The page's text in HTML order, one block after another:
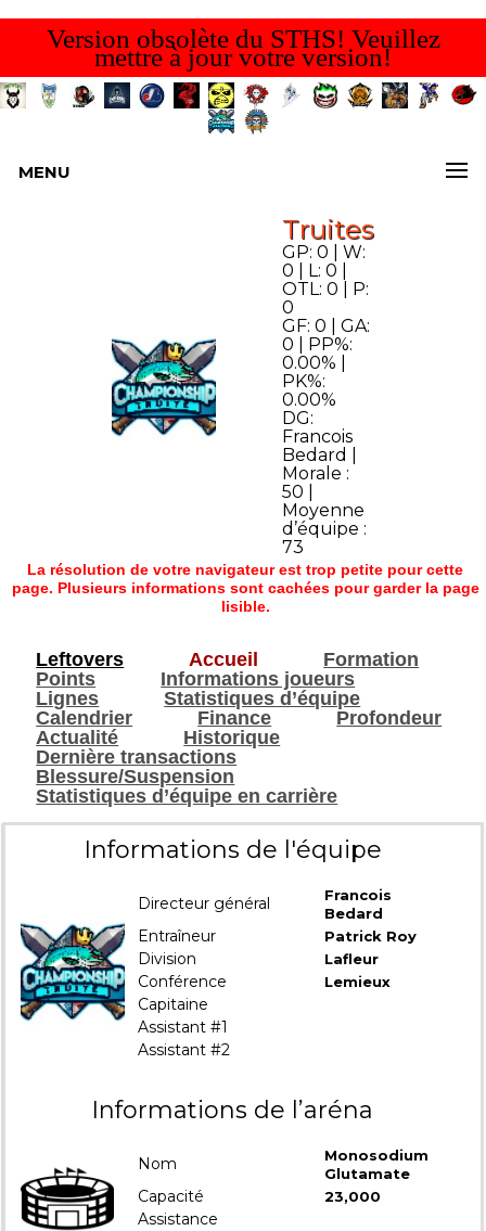
Version obsolète du STHS! Veuillez
mettre à jour votre version!
MENU
Truites
GP: 0 | W:
0 | L: 0 |
OTL: 0 | P:
0
GF: 0 | GA:
0 | PP%:
0.00% |
PK%:
0.00%
DG:
Francois
Bedard |
Morale :
50 |
Moyenne
d’équipe :
73
La résolution de votre navigateur est trop petite pour cette
page. Plusieurs informations sont cachées pour garder la page
lisible.
Leftovers Accueil
Formation
Points
Informations joueurs
Lignes
Statistiques d’équipe
Calendrier
Finance
Profondeur
Actualité
Historique
Dernière transactions
Blessure/Suspension
Statistiques d’équipe en carrière
Informations de l'équipe
Directeur général
Francois
Bedard
Entraîneur Patrick Roy
Division Lafleur
Conférence Lemieux
Capitaine
Assistant #1
Assistant #2
Informations de l’aréna
Nom
Monosodium
Glutamate
Capacité 23,000
Assistance